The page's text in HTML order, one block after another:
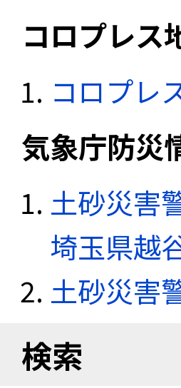
コロプレス
コロプレ
気象庁防災
土砂災害
埼玉県越
土砂災害
検索